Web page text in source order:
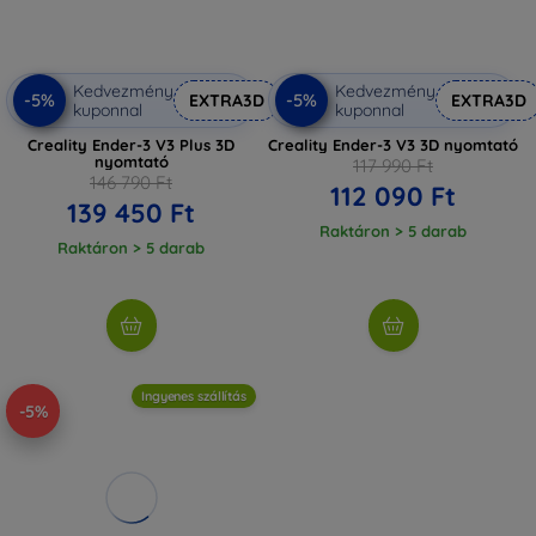
-5%
Kedvezmény
kuponnal
EXTRA3D
Creality Ender-3 V3 Plus 3D
nyomtató
146 790 Ft
139 450 Ft
Raktáron > 5 darab
-5%
Kedvezmény
kuponnal
EXTRA3D
Creality Ender-3 V3 3D nyomtató
117 990 Ft
112 090 Ft
Raktáron > 5 darab
-5%
Ingyenes szállítás